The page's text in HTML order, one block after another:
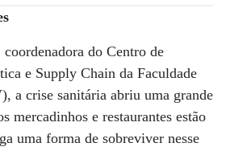
do Centro de
e Supply Chain da Faculdade
a crise sanitária abriu uma grande
mercadinhos e restaurantes estão
uma forma de sobreviver nesse